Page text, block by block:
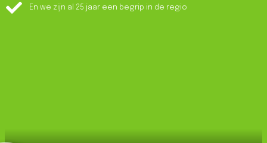
En we zijn al 25 jaar een begrip in de regio